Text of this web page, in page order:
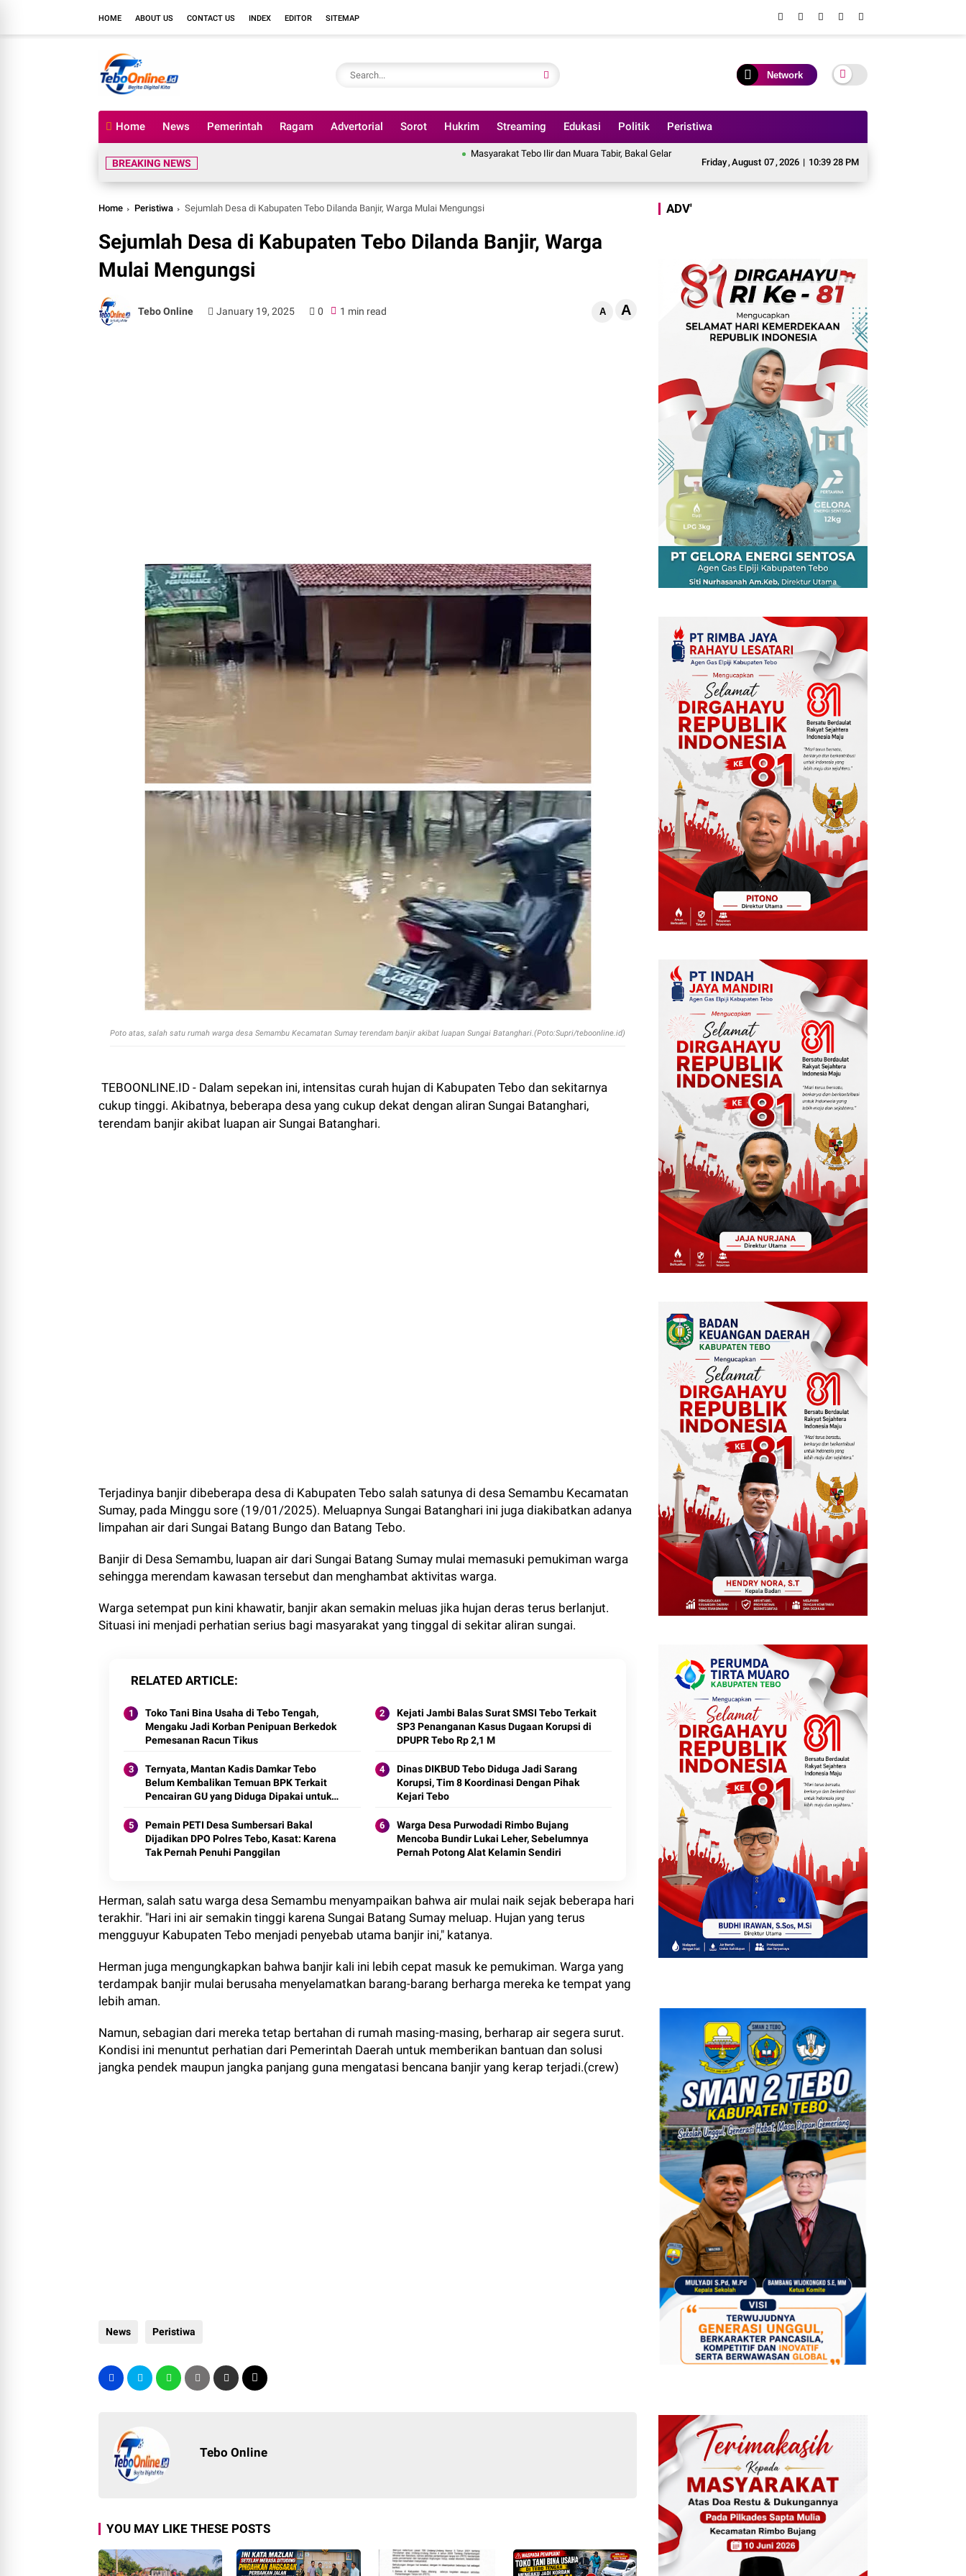
HOME ABOUT US CONTACT US INDEX EDITOR SITEMAP
Network
Home News Pemerintah Ragam Advertorial Sorot Hukrim Streaming Edukasi Politik Peristiwa
Friday,August 07,2026 | 10:39 30 PM
BREAKING NEWS
Masyarakat Tebo Ilir dan Muara Tabir, Bakal Gelar Aksi Besar - besaran Imbas Jalan Simpang Betung - Pintas Tak Dianggarkan di 2027
Home Peristiwa Sejumlah Desa di Kabupaten Tebo Dilanda Banjir, Warga Mulai Mengungsi
Sejumlah Desa di Kabupaten Tebo Dilanda Banjir, Warga
Mulai Mengungsi
Tebo Online January 19, 2025 0 1 min read A A
Poto atas, salah satu rumah warga desa Semambu Kecamatan Sumay terendam banjir akibat luapan Sungai Batanghari.(Poto:Supri/teboonline.id)
TEBOONLINE.ID - Dalam sepekan ini, intensitas curah hujan di Kabupaten Tebo dan sekitarnya
cukup tinggi. Akibatnya, beberapa desa yang cukup dekat dengan aliran Sungai Batanghari,
terendam banjir akibat luapan air Sungai Batanghari.
Terjadinya banjir dibeberapa desa di Kabupaten Tebo salah satunya di desa Semambu Kecamatan
Sumay, pada Minggu sore (19/01/2025). Meluapnya Sungai Batanghari ini juga diakibatkan adanya
limpahan air dari Sungai Batang Bungo dan Batang Tebo.
Banjir di Desa Semambu, luapan air dari Sungai Batang Sumay mulai memasuki pemukiman warga
sehingga merendam kawasan tersebut dan menghambat aktivitas warga.
Warga setempat pun kini khawatir, banjir akan semakin meluas jika hujan deras terus berlanjut.
Situasi ini menjadi perhatian serius bagi masyarakat yang tinggal di sekitar aliran sungai.
RELATED ARTICLE
Toko Tani Bina Usaha di Tebo Tengah,
Mengaku Jadi Korban Penipuan Berkedok
Pemesanan Racun Tikus
Kejati Jambi Balas Surat SMSI Tebo Terkait
SP3 Penanganan Kasus Dugaan Korupsi di
DPUPR Tebo Rp 2,1 M
Ternyata, Mantan Kadis Damkar Tebo
Belum Kembalikan Temuan BPK Terkait
Pencairan GU yang Diduga Dipakai untuk
Dinas DIKBUD Tebo Diduga Jadi Sarang
Korupsi, Tim 8 Koordinasi Dengan Pihak
Kejari Tebo
Pemain PETI Desa Sumbersari Bakal
Dijadikan DPO Polres Tebo, Kasat: Karena
Tak Pernah Penuhi Panggilan
Warga Desa Purwodadi Rimbo Bujang
Mencoba Bundir Lukai Leher, Sebelumnya
Pernah Potong Alat Kelamin Sendiri
Herman, salah satu warga desa Semambu menyampaikan bahwa air mulai naik sejak beberapa hari
terakhir. "Hari ini air semakin tinggi karena Sungai Batang Sumay meluap. Hujan yang terus
mengguyur Kabupaten Tebo menjadi penyebab utama banjir ini," katanya.
Herman juga mengungkapkan bahwa banjir kali ini lebih cepat masuk ke pemukiman. Warga yang
terdampak banjir mulai berusaha menyelamatkan barang-barang berharga mereka ke tempat yang
lebih aman.
Namun, sebagian dari mereka tetap bertahan di rumah masing-masing, berharap air segera surut.
Kondisi ini menuntut perhatian dari Pemerintah Daerah untuk memberikan bantuan dan solusi
jangka pendek maupun jangka panjang guna mengatasi bencana banjir yang kerap terjadi.(crew)
News Peristiwa
Tebo Online
YOU MAY LIKE THESE POSTS
ADV'